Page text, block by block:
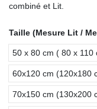
combiné et Lit.
Taille (Mesure Lit /
50 x 80 cm ( 80 x 110
60x120 cm (120x180
70x150 cm (130x200